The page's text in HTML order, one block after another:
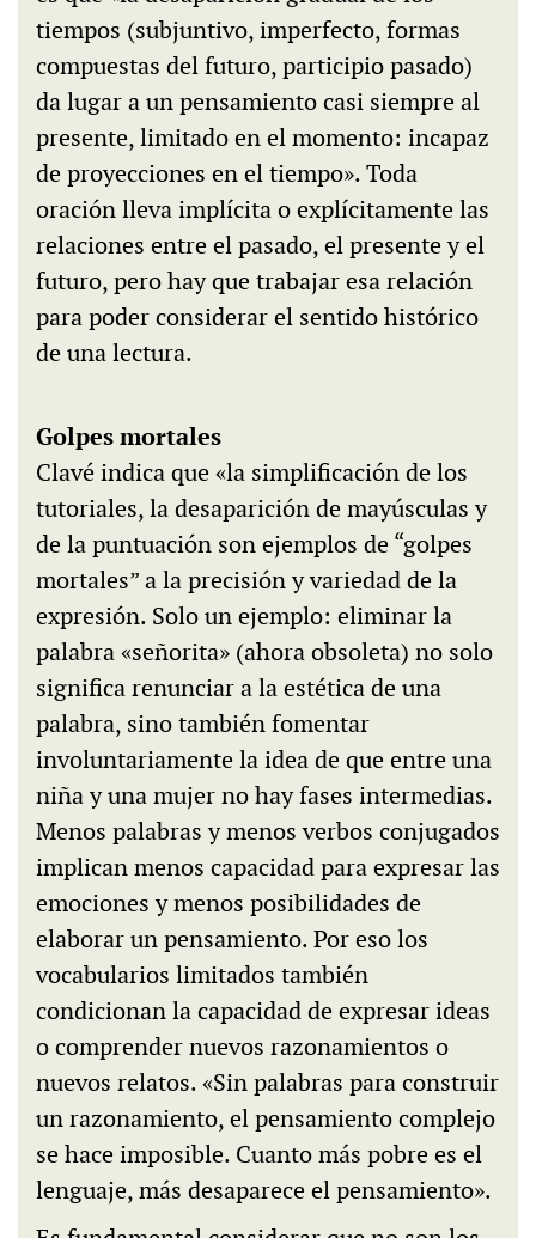
tiempos (subjuntivo, imperfecto, formas
compuestas del futuro, participio pasado)
da lugar a un pensamiento casi siempre al
presente, limitado en el momento: incapaz
de proyecciones en el tiempo». Toda
oración lleva implícita o explícitamente las
relaciones entre el pasado, el presente y el
futuro, pero hay que trabajar esa relación
para poder considerar el sentido histórico
de una lectura.
Golpes mortales
Clavé indica que «la simplificación de los
tutoriales, la desaparición de mayúsculas y
de la puntuación son ejemplos de “golpes
mortales” a la precisión y variedad de la
expresión. Solo un ejemplo: eliminar la
palabra «señorita» (ahora obsoleta) no solo
significa renunciar a la estética de una
palabra, sino también fomentar
involuntariamente la idea de que entre una
niña y una mujer no hay fases intermedias.
Menos palabras y menos verbos conjugados
implican menos capacidad para expresar las
emociones y menos posibilidades de
elaborar un pensamiento. Por eso los
vocabularios limitados también
condicionan la capacidad de expresar ideas
o comprender nuevos razonamientos o
nuevos relatos. «Sin palabras para construir
un razonamiento, el pensamiento complejo
se hace imposible. Cuanto más pobre es el
lenguaje, más desaparece el pensamiento».